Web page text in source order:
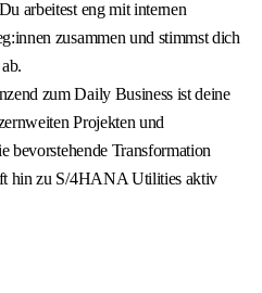
Du arbeitest eng mit internen
zusammen und stimmst dich
zum Daily Business ist deine
Projekten und
bevorstehende Transformation
hin zu S/4HANA Utilities aktiv